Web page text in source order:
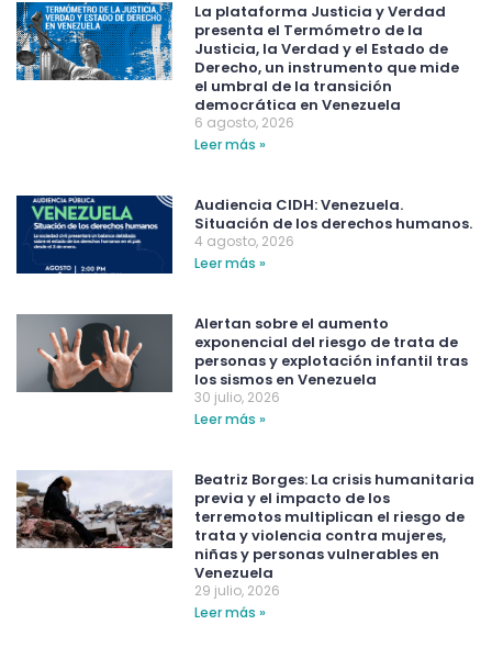
La plataforma Justicia y Verdad
presenta el Termómetro de la
Justicia, la Verdad y el Estado de
Derecho, un instrumento que mide
el umbral de la transición
democrática en Venezuela
6 agosto, 2026
Leer más »
Audiencia CIDH: Venezuela.
Situación de los derechos humanos.
4 agosto, 2026
Leer más »
Alertan sobre el aumento
exponencial del riesgo de trata de
personas y explotación infantil tras
los sismos en Venezuela
30 julio, 2026
Leer más »
Beatriz Borges: La crisis humanitaria
previa y el impacto de los
terremotos multiplican el riesgo de
trata y violencia contra mujeres,
niñas y personas vulnerables en
Venezuela
29 julio, 2026
Leer más »